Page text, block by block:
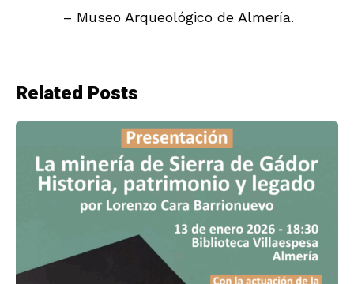
– Museo Arqueológico de Almería.
Related Posts